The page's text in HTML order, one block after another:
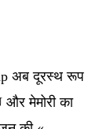
अब दूरस्थ रूप
मेमोरी का